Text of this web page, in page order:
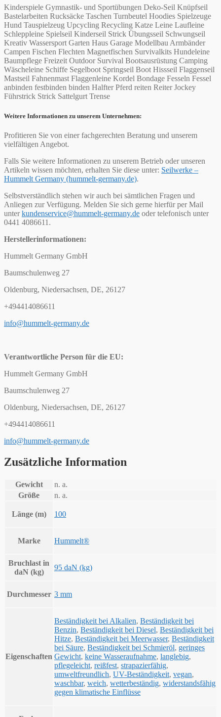
Kinderspiele Gymnastik- und Sportübungen Deko-Seil Knüpfseil
Bastelarbeiten Rucksäcke Taschen Turnbeutel Hoodies Spielzeuge
Hund Tauspielzeug Upcycling Recycling Katze Leine Laufleine
Schleppleine Spielseil Kinderseil Strick Übungsseil Schwungseil
Kreativ Wassersport Garten Haus Garage Modellbau Armbänder
Campen Fischen Flechten Magnetfischen Survivalkits Hundeleine
Baumpflege Freizeit Outdoor Survival Bootsausrüstung Camping
Wäscheleine Schiffe Segelboot Springseil Boot Hissseil Flaggenseil
Mastseil Fahnenmast Flaggenleine Kordel Bondage Fesseln Fessel
anbinden festbinden binden Halfter Pferd reiten Reiter Jockey
Führstrick Strick Sattelgurt Trense
Weitere Informationen zu unserem Unternehmen:
Profitieren Sie von einer fachgerechten Beratung und unserem
vielfältigen Angebot.
Falls Sie weitere Informationen zu unserem Betrieb oder unseren
Artikeln wissen möchten, erhalten Sie diese unter: Seilwerke –
Hummelt Germany (hummelt-germany.de).
Selbstverständlich stehen wir auch bei sämtlichen Fragen und
Anliegen zur Verfügung. Melden Sie sich gerne hierfür per Mail
unterkundenservice@hummelt-germany.de oder telefonisch unter
0441 4086611.
Herstellerinformationen:
Hummelt Germany GmbH
Baumschulenweg 27
Oldenburg, Niedersachsen, DE, 26127
+494414086611
info@hummelt-germany.de
Verantwortliche Person für die EU:
Hummelt Germany GmbH
Baumschulenweg 27
Oldenburg, Niedersachsen, DE, 26127
+494414086611
info@hummelt-germany.de
Zusätzliche Information
Gewicht
n. a.
Größe
n. a.
Länge (m) 100
Marke Hummelt®
Bruchlast in
daN (kg)
95 daN (kg)
Durchmesser 3 mm
Eigenschaften
Beständigkeit bei Alkalien, Beständigkeit bei
Benzin, Beständigkeit bei Diesel, Beständigkeit bei
Hitze, Beständigkeit bei Meerwasser, Beständigkeit
bei Säure, Beständigkeit bei Schmieröl, geringes
Gewicht, keine Wasseraufnahme, langlebig,
pflegeleicht, reißfest, strapazierfähig,
umweltfreundlich, UV-Beständigkeit, vegan,
waschbar, weich, wetterbeständig, widerstandsfähig
gegen klimatische Einflüsse